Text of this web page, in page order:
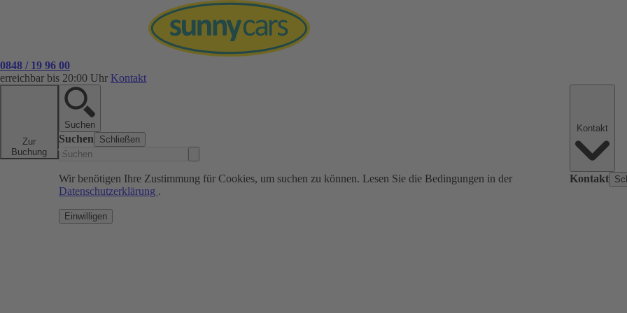
0848 / 19 96 00
erreichbar bis 20:00 Uhr Kontakt
Zur
Buchung
Suchen
Suchen Schließen
Wir benötigen Ihre Zustimmung für Cookies, um suchen zu können. Lesen Sie die Bedingungen in der
Datenschutzerklärung .
Einwilligen
Kontakt